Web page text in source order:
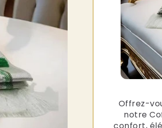
Offrez-
notre
confort,